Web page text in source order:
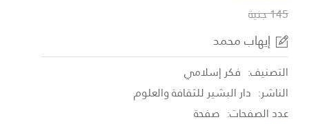
145 جنية
إيهاب محمد
التصنيف: فكر إسلامي
الناشر: دار البشير للثقافة والعلوم
عدد الصفحات: صفحة